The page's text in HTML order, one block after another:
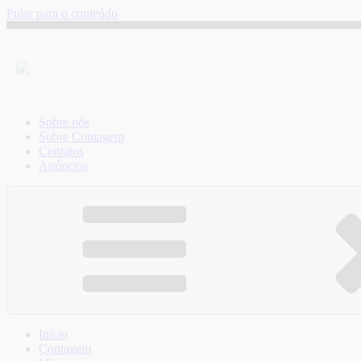
Pular para o conteúdo
Sobre nós
Sobre Contagem
Contatos
Anúncios
Início
Contagem